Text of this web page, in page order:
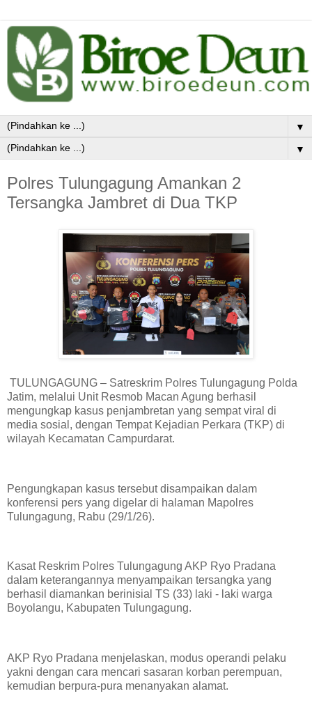
▼
▼
Polres Tulungagung Amankan 2
Tersangka Jambret di Dua TKP
TULUNGAGUNG – Satreskrim Polres Tulungagung Polda
Jatim, melalui Unit Resmob Macan Agung berhasil
mengungkap kasus penjambretan yang sempat viral di
media sosial, dengan Tempat Kejadian Perkara (TKP) di
wilayah Kecamatan Campurdarat.
Pengungkapan kasus tersebut disampaikan dalam
konferensi pers yang digelar di halaman Mapolres
Tulungagung, Rabu (29/1/26).
Kasat Reskrim Polres Tulungagung AKP Ryo Pradana
dalam keterangannya menyampaikan tersangka yang
berhasil diamankan berinisial TS (33) laki - laki warga
Boyolangu, Kabupaten Tulungagung.
AKP Ryo Pradana menjelaskan, modus operandi pelaku
yakni dengan cara mencari sasaran korban perempuan,
kemudian berpura-pura menanyakan alamat.